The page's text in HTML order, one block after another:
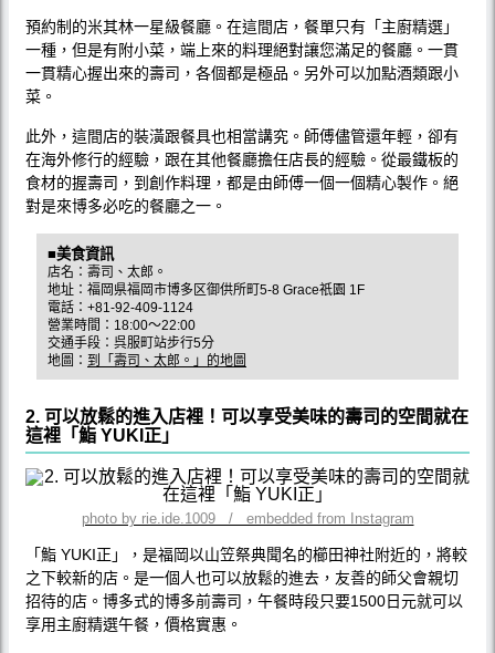
預約制的米其林一星級餐廳。在這間店，餐單只有「主廚精選」
一種，但是有附小菜，端上來的料理絕對讓您滿足的餐廳。一貫
一貫精心握出來的壽司，各個都是極品。另外可以加點酒類跟小
菜。
此外，這間店的裝潢跟餐具也相當講究。師傅儘管還年輕，卻有
在海外修行的經驗，跟在其他餐廳擔任店長的經驗。從最鐵板的
食材的握壽司，到創作料理，都是由師傅一個一個精心製作。絕
對是來博多必吃的餐廳之一。
■美食資訊
店名：壽司、太郎。
地址：福岡県福岡市博多区御供所町5-8 Grace祇園 1F
電話：+81-92-409-1124
營業時間：18:00～22:00
交通手段：呉服町站步行5分
地圖： 到「壽司、太郎。」的地圖
2. 可以放鬆的進入店裡！可以享受美味的壽司的空間就在
這裡「鮨 YUKI正」
photo by rie.ide.1009 / embedded from Instagram
「鮨 YUKI正」，是福岡以山笠祭典聞名的櫛田神社附近的，將較
之下較新的店。是一個人也可以放鬆的進去，友善的師父會親切
招待的店。博多式的博多前壽司，午餐時段只要1500日元就可以
享用主廚精選午餐，價格實惠。